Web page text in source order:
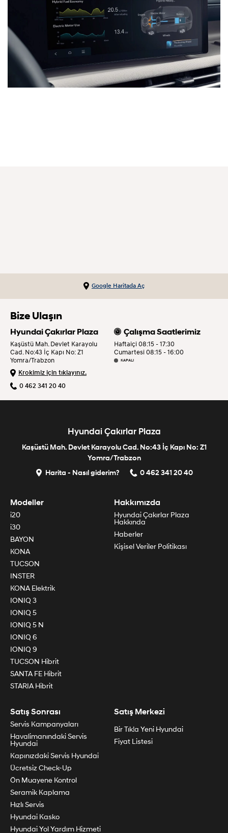
Google Haritada Aç
Bize Ulaşın
Hyundai Çakırlar Plaza
Kaşüstü Mah. Devlet Karayolu
Cad. No:43 İç Kapı No: Z1
Yomra/Trabzon
Krokimiz için tıklayınız.
0 462 341 20 40
Çalışma Saatlerimiz
Haftaiçi 08:15 - 17:30
Cumartesi 08:15 - 16:00
KAPALI
Hyundai Çakırlar Plaza
Kaşüstü Mah. Devlet Karayolu Cad. No:43 İç Kapı No: Z1
Yomra/Trabzon
Harita - Nasıl giderim?
0 462 341 20 40
Modeller
i20
i30
BAYON
KONA
TUCSON
INSTER
KONA Elektrik
IONIQ 3
IONIQ 5
IONIQ 5 N
IONIQ 6
IONIQ 9
TUCSON Hibrit
SANTA FE Hibrit
STARIA Hibrit
Satış Sonrası
Servis Kampanyaları
Havalimanındaki Servis
Hyundai
Kapınızdaki Servis Hyundai
Ücretsiz Check-Up
Ön Muayene Kontrol
Seramik Kaplama
Hızlı Servis
Hyundai Kasko
Hyundai Yol Yardım Hizmeti
Satış Merkezi
Bir Tık!a Yeni Hyundai
Fiyat Listesi
Hakkımızda
Hyundai Çakırlar Plaza
Hakkında
Haberler
Kişisel Veriler Politikası